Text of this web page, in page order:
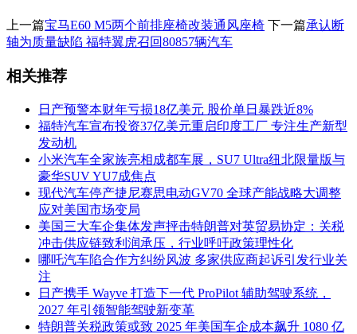
上一篇宝马E60 M5两个前排座椅改装通风座椅 下一篇承认断
轴为质量缺陷 福特翼虎召回80857辆汽车
相关推荐
日产预警本财年亏损18亿美元 股价单日暴跌近8%
福特汽车宣布投资37亿美元重启印度工厂 专注生产新型
发动机
小米汽车全家族亮相成都车展，SU7 Ultra纽北限量版与
豪华SUV YU7成焦点
现代汽车停产捷尼赛思电动GV70 全球产能战略大调整
应对美国市场变局
美国三大车企集体发声抨击特朗普对英贸易协定：关税
冲击供应链致利润承压，行业呼吁政策理性化
哪吒汽车陷合作方纠纷风波 多家供应商起诉引发行业关
注
日产携手 Wayve 打造下一代 ProPilot 辅助驾驶系统，
2027 年引领智能驾驶新变革
特朗普关税政策或致 2025 年美国车企成本飙升 1080 亿